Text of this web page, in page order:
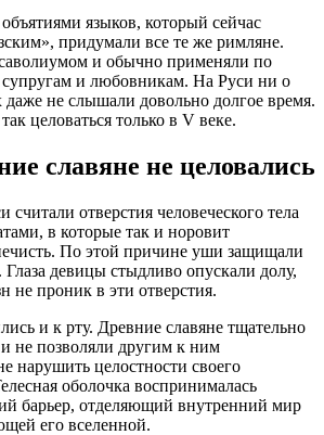
языков, который сейчас
придумали все те же римляне.
и обычно применяли по
и любовникам. На Руси ни о
даже не слышали довольно долгое время.
целоваться только в V веке.
славяне не целовались
отверстия человеческого тела
в которые так и норовит
По этой причине уши защищали
Глаза девицы стыдливо опускали долу,
не проник в эти отверстия.
и к рту. Древние славяне тщательно
и не позволяли другим к ним
нарушить целостности своего
оболочка воспринималась
барьер, отделяющий внутренний мир
его вселенной.